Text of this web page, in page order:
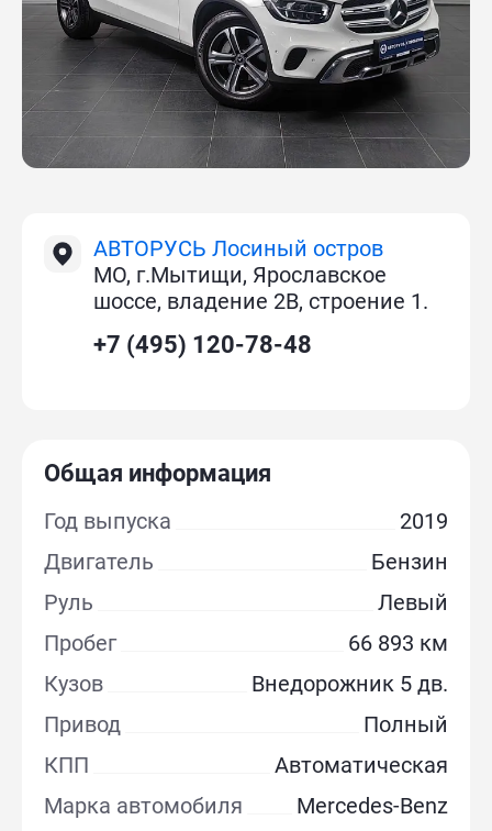
АВТОРУСЬ Лосиный остров
МО, г.Мытищи, Ярославское
шоссе, владение 2В, строение 1.
+7 (495) 120-78-48
Общая информация
Год выпуска
2019
Двигатель
Бензин
Руль
Левый
Пробег
66 893 км
Кузов
Внедорожник 5 дв.
Привод
Полный
КПП
Автоматическая
Марка автомобиля
Mercedes-Benz